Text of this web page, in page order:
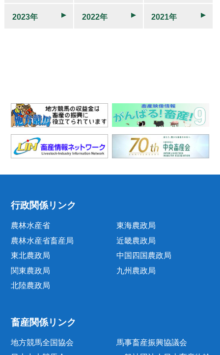
2023年 2022年 2021年
行政関係リンク
農林水産省
農林水産省畜産局
東北農政局
関東農政局
北陸農政局
東海農政局
近畿農政局
中国四国農政局
九州農政局
畜産関係リンク
地方競馬全国協会
馬事畜産振興協議会